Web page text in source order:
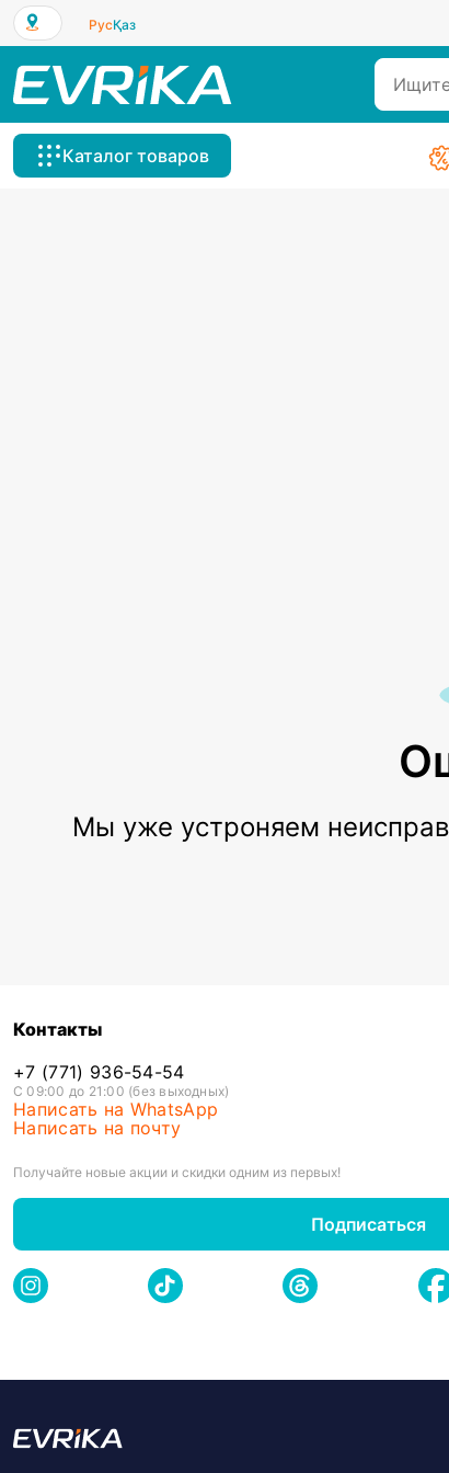
РусҚаз
Каталог товаров
Мы уже устроняем
Контакты
+7 (771) 936-54-54
С 09:00 до 21:00 (без выходных)
Написать на WhatsApp
Написать на почту
Получайте новые акции и скидки одним из первых!
Подписаться